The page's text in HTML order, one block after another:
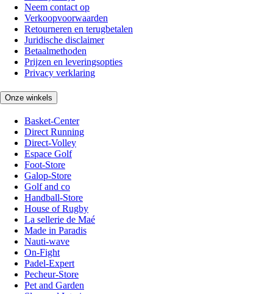
Neem contact op
Verkoopvoorwaarden
Retourneren en terugbetalen
Juridische disclaimer
Betaalmethoden
Prijzen en leveringsopties
Privacy verklaring
Onze winkels
Basket-Center
Direct Running
Direct-Volley
Espace Golf
Foot-Store
Galop-Store
Golf and co
Handball-Store
House of Rugby
La sellerie de Maé
Made in Paradis
Nauti-wave
On-Fight
Padel-Expert
Pecheur-Store
Pet and Garden